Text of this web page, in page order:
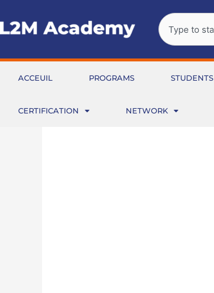
au
contenu
Rechercher
ACCEUIL PROGRAMS STUDENTS
CERTIFICATION NETWORK